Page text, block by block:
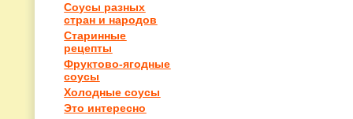
Соусы разных
стран и народов
Старинные
рецепты
Фруктово-ягодные
соусы
Холодные соусы
Это интересно